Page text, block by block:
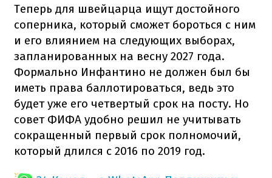
Теперь для швейцарца ищут достойного
соперника, который сможет бороться с ним
и его влиянием на следующих выборах,
запланированных на весну 2027 года.
Формально Инфантино не должен был бы
иметь права баллотироваться, ведь это
будет уже его четвертый срок на посту. Но
совет ФИФА удобно решил не учитывать
сокращенный первый срок полномочий,
который длился с 2016 по 2019 год.